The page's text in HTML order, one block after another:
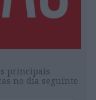
principais
no dia seguinte